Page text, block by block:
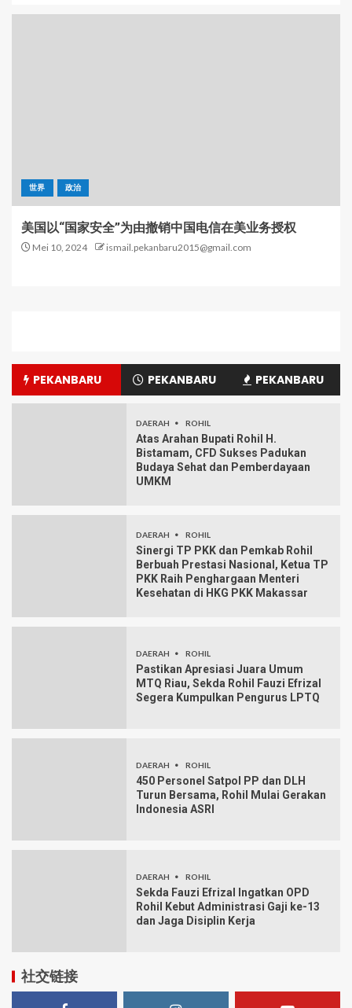
世界 政治
美国以“国家安全”为由撤销中国电信在美业务授权
Mei 10, 2024 ismail.pekanbaru2015@gmail.com
PEKANBARU PEKANBARU PEKANBARU
DAERAH ROHIL
Atas Arahan Bupati Rohil H.
Bistamam, CFD Sukses Padukan
Budaya Sehat dan Pemberdayaan
UMKM
DAERAH ROHIL
Sinergi TP PKK dan Pemkab Rohil
Berbuah Prestasi Nasional, Ketua TP
PKK Raih Penghargaan Menteri
Kesehatan di HKG PKK Makassar
DAERAH ROHIL
Pastikan Apresiasi Juara Umum
MTQ Riau, Sekda Rohil Fauzi Efrizal
Segera Kumpulkan Pengurus LPTQ
DAERAH ROHIL
450 Personel Satpol PP dan DLH
Turun Bersama, Rohil Mulai Gerakan
Indonesia ASRI
DAERAH ROHIL
Sekda Fauzi Efrizal Ingatkan OPD
Rohil Kebut Administrasi Gaji ke-13
dan Jaga Disiplin Kerja
社交链接